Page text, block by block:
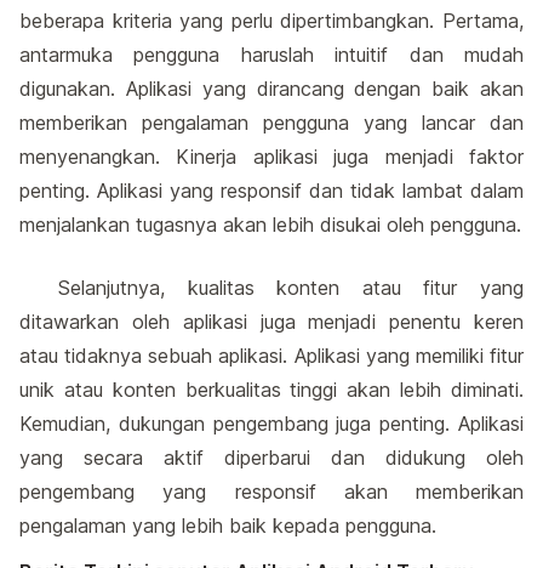
beberapa kriteria yang perlu dipertimbangkan. Pertama,
antarmuka pengguna haruslah intuitif dan mudah
digunakan. Aplikasi yang dirancang dengan baik akan
memberikan pengalaman pengguna yang lancar dan
menyenangkan. Kinerja aplikasi juga menjadi faktor
penting. Aplikasi yang responsif dan tidak lambat dalam
menjalankan tugasnya akan lebih disukai oleh pengguna.
Selanjutnya, kualitas konten atau fitur yang
ditawarkan oleh aplikasi juga menjadi penentu keren
atau tidaknya sebuah aplikasi. Aplikasi yang memiliki fitur
unik atau konten berkualitas tinggi akan lebih diminati.
Kemudian, dukungan pengembang juga penting. Aplikasi
yang secara aktif diperbarui dan didukung oleh
pengembang yang responsif akan memberikan
pengalaman yang lebih baik kepada pengguna.